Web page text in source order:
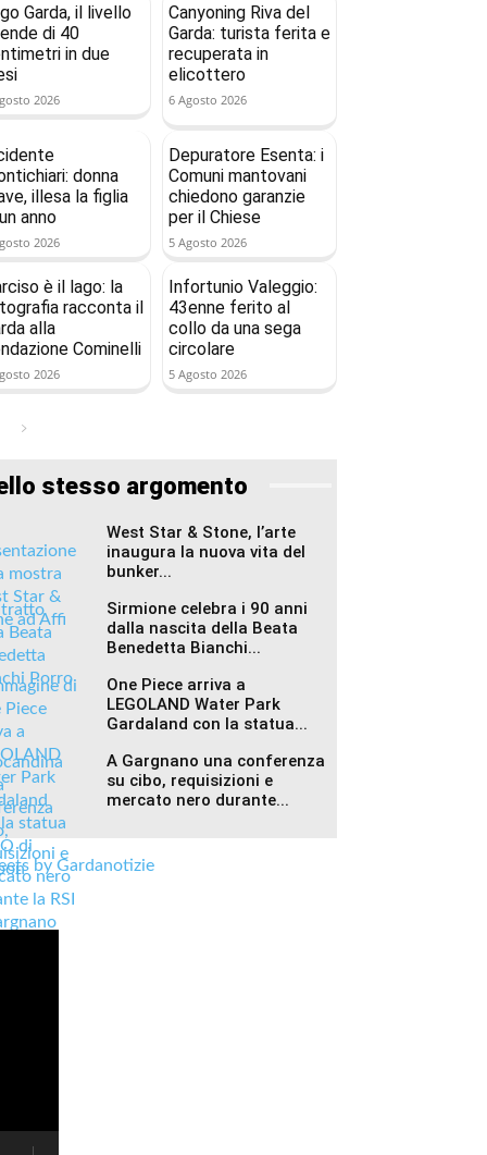
Garda, il livello
di 40
in due
2026
Canyoning Riva del
Garda: turista ferita e
recuperata in
elicottero
6 Agosto 2026
donna
illesa la figlia
anno
2026
Depuratore Esenta: i
Comuni mantovani
chiedono garanzie
per il Chiese
5 Agosto 2026
è il lago: la
racconta il
alla
Cominelli
2026
Infortunio Valeggio:
43enne ferito al
collo da una sega
circolare
5 Agosto 2026
stesso argomento
West Star & Stone, l’arte
inaugura la nuova vita del
bunker...
Sirmione celebra i 90 anni
dalla nascita della Beata
Benedetta Bianchi...
One Piece arriva a
LEGOLAND Water Park
Gardaland con la statua...
A Gargnano una conferenza
su cibo, requisizioni e
mercato nero durante...
by Gardanotizie